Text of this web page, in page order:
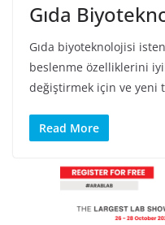
Gıda
Gıda biyoteknolojisi
beslenme özelliklerini
değiştirmek için ve yeni
Read More